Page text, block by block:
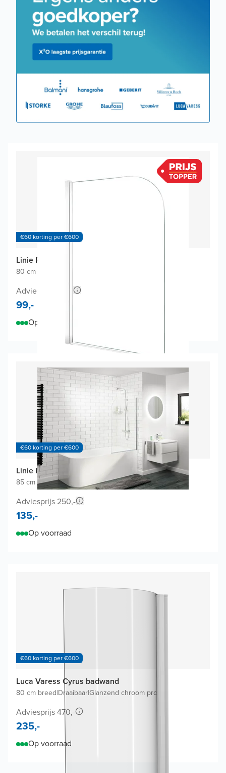
€60 korting per €600
Linie Palma badwand
80 cm breed
Adviesprijs 198,-
99,-
Op voorraad
€60 korting per €600
Linie Milos badwand
85 cm breed|Draaibaar Glanzend chroom profiel
Adviesprijs 250,-
135,-
Op voorraad
€60 korting per €600
Luca Varess Cyrus badwand
80 cm breed|Draaibaar|Glanzend chroom profiel
Adviesprijs 470,-
235,-
Op voorraad